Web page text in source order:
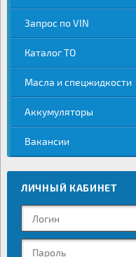
Запрос по VIN
Каталог ТО
Масла и спецжидкости
Аккумуляторы
Вакансии
ЛИЧНЫЙ КАБИНЕТ